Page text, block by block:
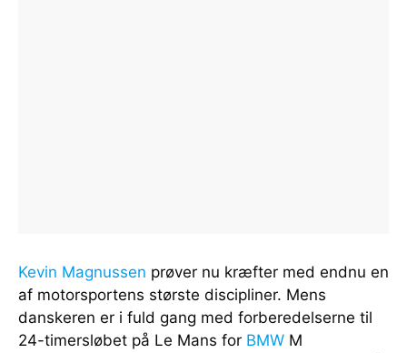
Kevin Magnussen prøver nu kræfter med endnu en
af motorsportens største discipliner. Mens
danskeren er i fuld gang med forberedelserne til
24-timersløbet på Le Mans for BMW M